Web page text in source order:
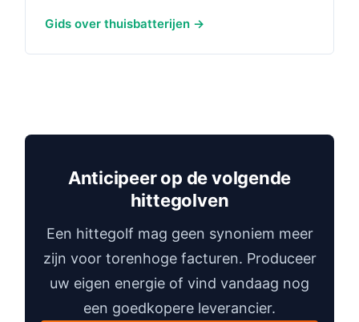
Gids over thuisbatterijen
Anticipeer op de volgende
hittegolven
Een hittegolf mag geen synoniem meer
zijn voor torenhoge facturen. Produceer
uw eigen energie of vind vandaag nog
een goedkopere leverancier.